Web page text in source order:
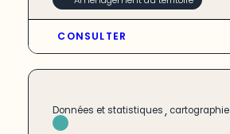
CONSULTER
Données et statistiques, cartographie